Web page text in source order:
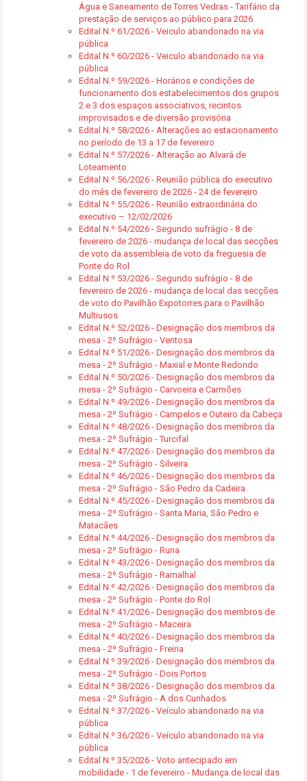
Água e Saneamento de Torres Vedras - Tarifário da
prestação de serviços ao público para 2026
Edital N.º 61/2026 - Veiculo abandonado na via
pública
Edital N.º 60/2026 - Veiculo abandonado na via
pública
Edital N.º 59/2026 - Horários e condições de
funcionamento dos estabelecimentos dos grupos
2 e 3 dos espaços associativos, recintos
improvisados e de diversão provisória
Edital N.º 58/2026 - Alterações ao estacionamento
no período de 13 a 17 de fevereiro
Edital N.º 57/2026 - Alteração ao Alvará de
Loteamento
Edital N.º 56/2026 - Reunião pública do executivo
do mês de fevereiro de 2026 - 24 de fevereiro
Edital N.º 55/2026 - Reunião extraordinária do
executivo – 12/02/2026
Edital N.º 54/2026 - Segundo sufrágio - 8 de
fevereiro de 2026 - mudança de local das secções
de voto da assembleia de voto da freguesia de
Ponte do Rol
Edital N.º 53/2026 - Segundo sufrágio - 8 de
fevereiro de 2026 - mudança de local das secções
de voto do Pavilhão Expotorres para o Pavilhão
Multiusos
Edital N.º 52/2026 - Designação dos membros da
mesa - 2º Sufrágio - Ventosa
Edital N.º 51/2026 - Designação dos membros da
mesa - 2º Sufrágio - Maxial e Monte Redondo
Edital N.º 50/2026 - Designação dos membros da
mesa - 2º Sufrágio - Carvoeira e Carmões
Edital N.º 49/2026 - Designação dos membros da
mesa - 2º Sufrágio - Campelos e Outeiro da Cabeça
Edital N.º 48/2026 - Designação dos membros da
mesa - 2º Sufrágio - Turcifal
Edital N.º 47/2026 - Designação dos membros da
mesa - 2º Sufrágio - Silveira
Edital N.º 46/2026 - Designação dos membros da
mesa - 2º Sufrágio - São Pedro da Cadeira
Edital N.º 45/2026 - Designação dos membros da
mesa - 2º Sufrágio - Santa Maria, São Pedro e
Matacães
Edital N.º 44/2026 - Designação dos membros da
mesa - 2º Sufrágio - Runa
Edital N.º 43/2026 - Designação dos membros da
mesa - 2º Sufrágio - Ramalhal
Edital N.º 42/2026 - Designação dos membros da
mesa - 2º Sufrágio - Ponte do Rol
Edital N.º 41/2026 - Designação dos membros de
mesa - 2º Sufrágio - Maceira
Edital N.º 40/2026 - Designação dos membros da
mesa - 2º Sufrágio - Freiria
Edital N.º 39/2026 - Designação dos membros da
mesa - 2º Sufrágio - Dois Portos
Edital N.º 38/2026 - Designação dos membros da
mesa - 2º Sufrágio - A dos Cunhados
Edital N.º 37/2026 - Veículo abandonado na via
pública
Edital N.º 36/2026 - Veículo abandonado na via
pública
Edital N.º 35/2026 - Voto antecipado em
mobilidade - 1 de fevereiro - Mudança de local das